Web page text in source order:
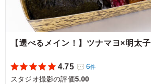
【選べるメイン！】ツナマヨ×明太子
4.75 6件
スタジオ撮影の評価5.00